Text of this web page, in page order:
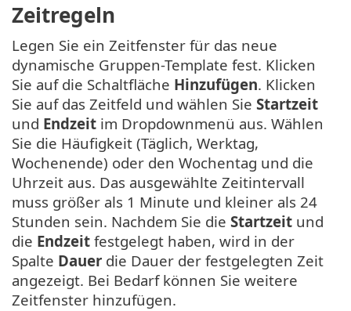
Zeitregeln
Legen Sie ein Zeitfenster für das neue
dynamische Gruppen-Template fest. Klicken
Sie auf die Schaltfläche Hinzufügen. Klicken
Sie auf das Zeitfeld und wählen Sie Startzeit
und Endzeit im Dropdownmenü aus. Wählen
Sie die Häufigkeit (Täglich, Werktag,
Wochenende) oder den Wochentag und die
Uhrzeit aus. Das ausgewählte Zeitintervall
muss größer als 1 Minute und kleiner als 24
Stunden sein. Nachdem Sie die Startzeit und
die Endzeit festgelegt haben, wird in der
Spalte Dauer die Dauer der festgelegten Zeit
angezeigt. Bei Bedarf können Sie weitere
Zeitfenster hinzufügen.